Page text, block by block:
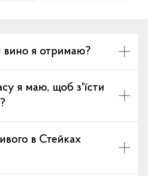
вино я отримаю?
я маю, щоб з'їсти
в Стейках